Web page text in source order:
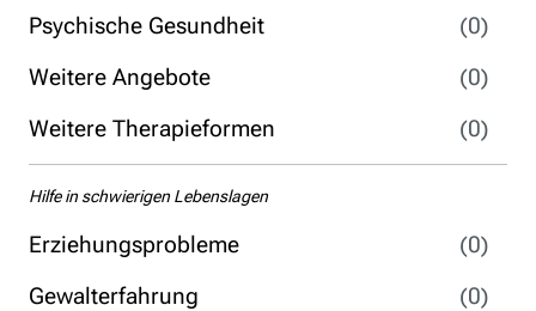
Psychische Gesundheit
(0)
Weitere Angebote
(0)
Weitere Therapieformen
(0)
Hilfe in schwierigen Lebenslagen
Erziehungsprobleme
(0)
Gewalterfahrung
(0)